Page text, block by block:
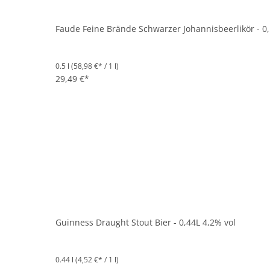
Faude Feine Brände Schwarzer Johannisbeerlikör -
0.5 l (58,98 €* / 1 l)
29,49 €*
Guinness Draught Stout Bier - 0,44L 4,2% vol
0.44 l (4,52 €* / 1 l)